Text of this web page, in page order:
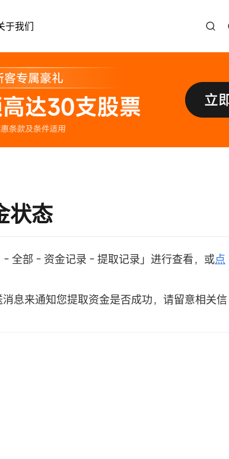
于我们
状态
全部 - 资金记录 - 提取记录」进行查看，或点
息来通知您提取资金是否成功，请留意相关信